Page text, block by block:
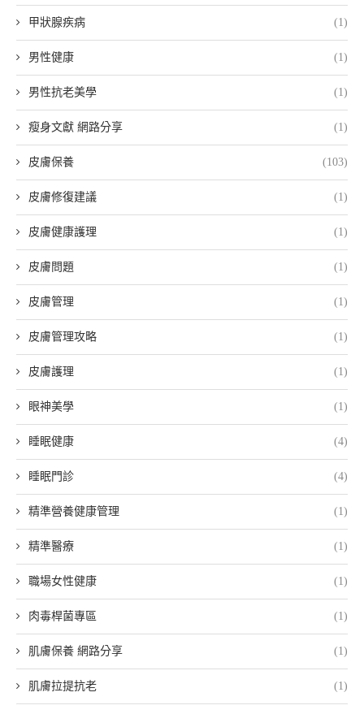
甲狀腺疾病 (1)
男性健康 (1)
男性抗老美學 (1)
瘦身文獻 網路分享 (1)
皮膚保養 (103)
皮膚修復建議 (1)
皮膚健康護理 (1)
皮膚問題 (1)
皮膚管理 (1)
皮膚管理攻略 (1)
皮膚護理 (1)
眼神美學 (1)
睡眠健康 (4)
睡眠門診 (4)
精準營養健康管理 (1)
精準醫療 (1)
職場女性健康 (1)
肉毒桿菌專區 (1)
肌膚保養 網路分享 (1)
肌膚拉提抗老 (1)